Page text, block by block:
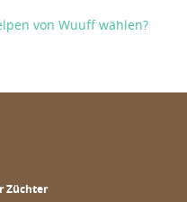
von Wuuff wählen?
Züchter